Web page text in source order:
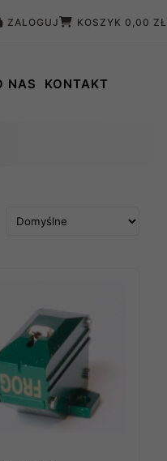
ZALOGUJ KOSZYK 0,00 ZŁ
NAS KONTAKT